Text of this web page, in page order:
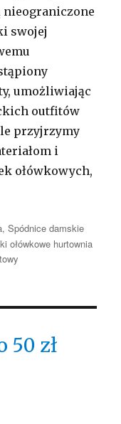
nieograniczone
swojej
umożliwiając
outfitów
przyjrzymy
i
ołówkowych,
,Spódnice damskie
ołówkowe hurtownia
50 zł